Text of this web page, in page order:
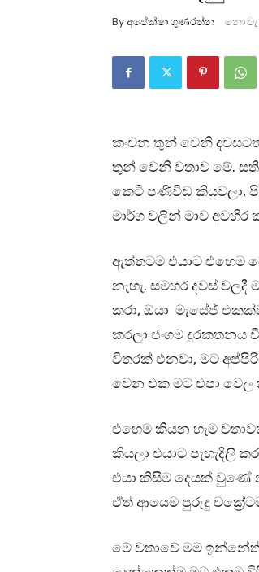
By අපේක්ෂා ගුණරත්න
කංචන තුන් වෙනි
තුන් වෙනි වතාව මේ.
කෙටි පණිවිඩ කියවලා,
මාර්ග වලින් මාව අවහිර
ඇත්තටම එයාට එහෙම
නැහැ. සමහර දවස්
කරා, ඔයා මැසේජ්
කරලා ජංගම
විතරක් එනවා, මට
වෙන එක මට එපා වෙල
එහෙම කියන හැම
කියලා එයාට පැහැදිලි
එයා කිසිම දෙයක් වුණේ
ඒත් ආයෙම පුරුදු
මේ වතාවේ මම